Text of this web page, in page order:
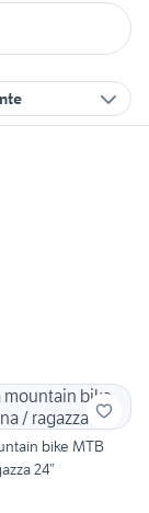
bike MTB
24”